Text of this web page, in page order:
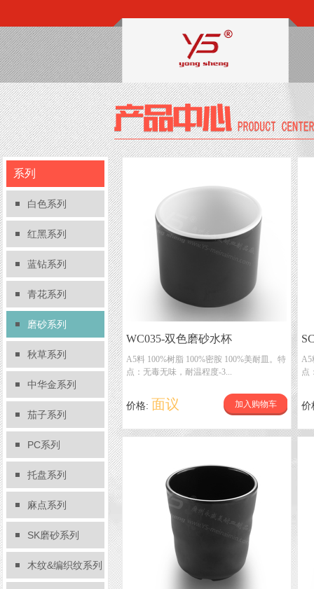
系列
白色系列
红黑系列
蓝钻系列
青花系列
磨砂系列
秋草系列
中华金系列
茄子系列
PC系列
托盘系列
麻点系列
SK磨砂系列
木纹&编织纹系列
WC035-双色磨砂水杯
A5料 100%树脂 100%密胺 100%美耐皿。特
点：无毒无味，耐温程度-3...
价格: 面议 加入购物车
A5
点